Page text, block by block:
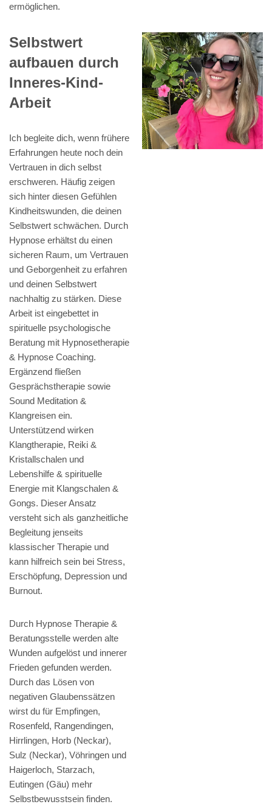
ermöglichen.
Selbstwert
aufbauen durch
Inneres-Kind-
Arbeit
Ich begleite dich, wenn frühere
Erfahrungen heute noch dein
Vertrauen in dich selbst
erschweren. Häufig zeigen
sich hinter diesen Gefühlen
Kindheitswunden, die deinen
Selbstwert schwächen. Durch
Hypnose erhältst du einen
sicheren Raum, um Vertrauen
und Geborgenheit zu erfahren
und deinen Selbstwert
nachhaltig zu stärken. Diese
Arbeit ist eingebettet in
spirituelle psychologische
Beratung mit Hypnosetherapie
& Hypnose Coaching.
Ergänzend fließen
Gesprächstherapie sowie
Sound Meditation &
Klangreisen ein.
Unterstützend wirken
Klangtherapie, Reiki &
Kristallschalen und
Lebenshilfe & spirituelle
Energie mit Klangschalen &
Gongs. Dieser Ansatz
versteht sich als ganzheitliche
Begleitung jenseits
klassischer Therapie und
kann hilfreich sein bei Stress,
Erschöpfung, Depression und
Burnout.
Durch Hypnose Therapie &
Beratungsstelle werden alte
Wunden aufgelöst und innerer
Frieden gefunden werden.
Durch das Lösen von
negativen Glaubenssätzen
wirst du für Empfingen,
Rosenfeld, Rangendingen,
Hirrlingen, Horb (Neckar),
Sulz (Neckar), Vöhringen und
Haigerloch, Starzach,
Eutingen (Gäu) mehr
Selbstbewusstsein finden.